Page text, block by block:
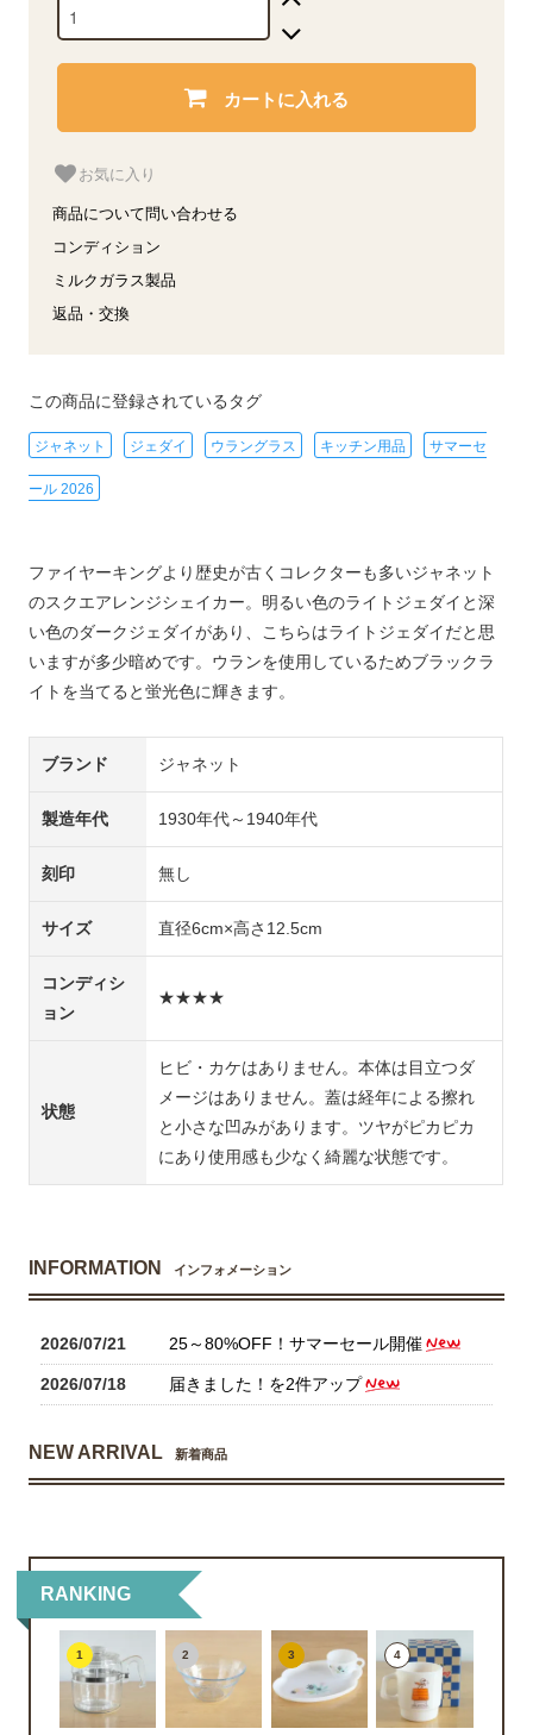
カートに入れる
お気に入り
商品について問い合わせる
コンディション
ミルクガラス製品
返品・交換
この商品に登録されているタグ
ジャネット ジェダイ ウラングラス キッチン用品 サマーセ
ール 2026
ファイヤーキングより歴史が古くコレクターも多いジャネット
のスクエアレンジシェイカー。明るい色のライトジェダイと深
い色のダークジェダイがあり、こちらはライトジェダイだと思
いますが多少暗めです。ウランを使用しているためブラックラ
イトを当てると蛍光色に輝きます。
ブランド ジャネット
製造年代 1930年代～1940年代
刻印 無し
サイズ 直径6cm×高さ12.5cm
コンディシ
ョン
★★★★
状態
ヒビ・カケはありません。本体は目立つダ
メージはありません。蓋は経年による擦れ
と小さな凹みがあります。ツヤがピカピカ
にあり使用感も少なく綺麗な状態です。
INFORMATION インフォメーション
2026/07/21 25～80%OFF！サマーセール開催
2026/07/18 届きました！を2件アップ
NEW ARRIVAL 新着商品
RANKING
1 2 3 4